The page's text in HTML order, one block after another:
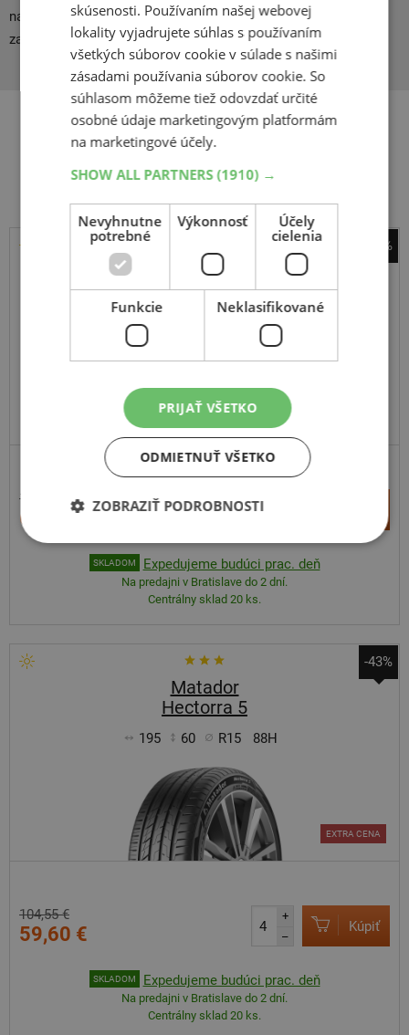
napriek tomu sú všetky požiadavky na bezpečnosť premávky
zachované.
Súvisiace produkty
-43%
Barum
Bravuris 5HM
195 88H
107,01 €
60,90 €
SKLADOM Expedujeme budúci prac. deň
Na predajni v Bratislave do 2 dní.
Centrálny sklad 20 ks.
-43%
Matador
Hectorra 5
195 60 R15 88H
EXTRA CENA
104,55 €
59,60 €
+
–
Kúpiť
SKLADOM Expedujeme budúci prac. deň
Na predajni v Bratislave do 2 dní.
Centrálny sklad 20 ks.
skúsenosti. Používaním našej webovej
lokality vyjadrujete súhlas s používaním
všetkých súborov cookie v súlade s našimi
zásadami používania súborov cookie. So
súhlasom môžeme tiež odovzdať určité
osobné údaje marketingovým platformám
na marketingové účely.
SHOW ALL PARTNERS(1910) →
Nevyhnutne
potrebné
Výkonnosť
Účely
cielenia
Funkcie Neklasifikované
PRIJAŤ VŠETKO
ODMIETNUŤ VŠETKO
ZOBRAZIŤ PODROBNOSTI